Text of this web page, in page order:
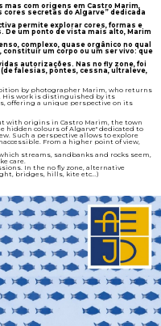
com origens em Castro Marim,
secretas do Algarve” dedicada
permite explorar cores, formas e
um ponto de vista mais alto, Marim
complexo, quase orgânico no qual
um corpo ou um ser vivo: que
autorizações. Nas no fly zone, foi
falesias, pontes, cessna, ultraleve,
by photographer Marim, who returns
His work is distinguished by its
offering a unique perspective on its
with origins in Castro Marim, the town
hidden colours of Algarve" dedicated to
Such a perspective allows to explore
From a higher point of view,
streams, sandbanks and rocks seem,
care.
In the no fly zone, alternative
bridges, hills, kite etc...)